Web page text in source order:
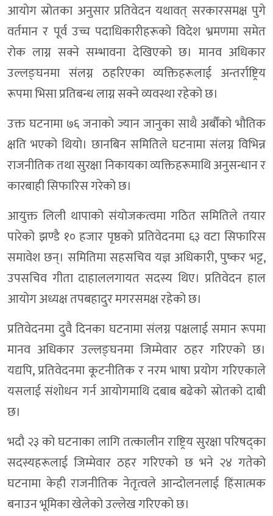
आयोग स्रोतका अनुसार प्रतिवेदन यथावत् सरकारसमक्ष पुगे
वर्तमान र पूर्व उच्च पदाधिकारीहरूको विदेश भ्रमणमा समेत
रोक लाग्न सक्ने सम्भावना देखिएको छ। मानव अधिकार
उल्लङ्घनमा संलग्न ठहरिएका व्यक्तिहरूलाई अन्तर्राष्ट्रिय
रूपमा भिसा प्रतिबन्ध लाग्न सक्ने व्यवस्था रहेको छ।
उक्त घटनामा ७६ जनाको ज्यान जानुका साथै अर्बौंको भौतिक
क्षति भएको थियो। छानबिन समितिले घटनामा संलग्न विभिन्न
राजनीतिक तथा सुरक्षा निकायका व्यक्तिहरूमाथि अनुसन्धान र
कारबाही सिफारिस गरेको छ।
आयुक्त लिली थापाको संयोजकत्वमा गठित समितिले तयार
पारेको झण्डै १० हजार पृष्ठको प्रतिवेदनमा ६३ वटा सिफारिस
समावेश छन्। समितिमा सहसचिव यज्ञ अधिकारी, पुष्कर भट्ट,
उपसचिव गीता दाहाललगायत सदस्य थिए। प्रतिवेदन हाल
आयोग अध्यक्ष तपबहादुर मगरसमक्ष रहेको छ।
प्रतिवेदनमा दुवै दिनका घटनामा संलग्न पक्षलाई समान रूपमा
मानव अधिकार उल्लङ्घनमा जिम्मेवार ठहर गरिएको छ।
यद्यपि, प्रतिवेदनमा कूटनीतिक र नरम भाषा प्रयोग गरिएकाले
यसलाई संशोधन गर्न आयोगमाथि दबाब बढेको स्रोतको दाबी
छ।
भदौ २३ को घटनाका लागि तत्कालीन राष्ट्रिय सुरक्षा परिषद्का
सदस्यहरूलाई जिम्मेवार ठहर गरिएको छ भने २४ गतेको
घटनामा केही राजनीतिक नेतृत्वले आन्दोलनलाई हिंसात्मक
बनाउन भूमिका खेलेको उल्लेख गरिएको छ।